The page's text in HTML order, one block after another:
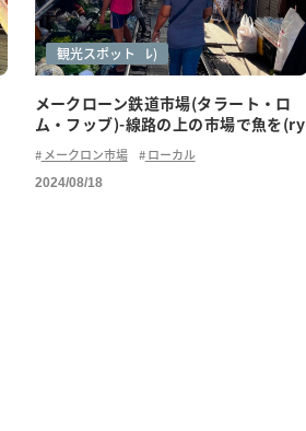
メークローン鉄道市場(タラート・ロ
ム・フッブ)-線路の上の市場で魚を(ry
グルメ(ローカル)
ローカル体験
観光スポット
メークロン市場 ローカル
2024/08/18